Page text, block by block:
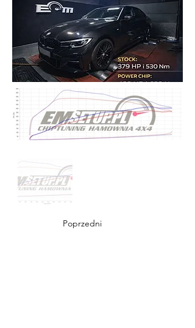
Poprzedni